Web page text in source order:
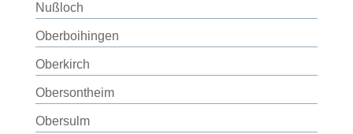
Nußloch
Oberboihingen
Oberkirch
Obersontheim
Obersulm